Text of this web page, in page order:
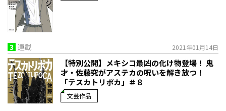
3 連載 2021年01月14日
【特別公開】メキシコ最凶の化け物登場！ 鬼
才・佐藤究がアステカの呪いを解き放つ！
「テスカトリポカ」＃８
文芸作品